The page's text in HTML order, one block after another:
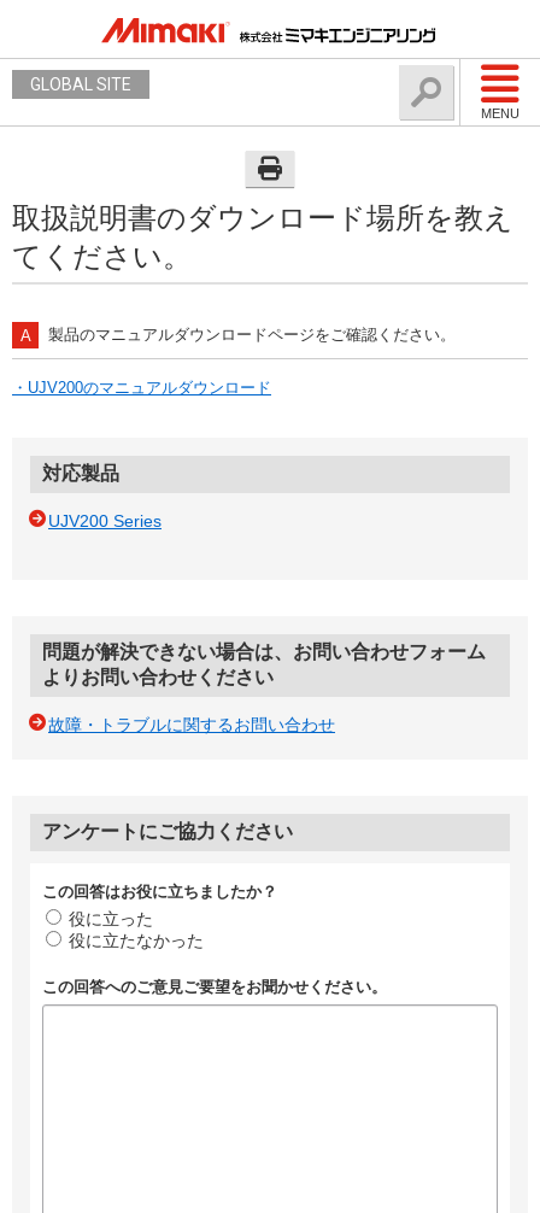
MENU
GLOBAL SITE
取扱説明書のダウンロード場所を教え
てください。
製品のマニュアルダウンロードページをご確認ください。
・UJV200のマニュアルダウンロード
対応製品
UJV200 Series
問題が解決できない場合は、お問い合わせフォーム
よりお問い合わせください
故障・トラブルに関するお問い合わせ
アンケートにご協力ください
この回答はお役に立ちましたか？
役に立った
役に立たなかった
この回答へのご意見ご要望をお聞かせください。